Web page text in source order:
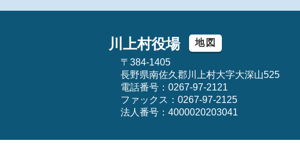
川上村役場
地図
〒384-1405
長野県南佐久郡川上村大字大深山525
電話番号：0267-97-2121
ファックス：0267-97-2125
法人番号：4000020203041